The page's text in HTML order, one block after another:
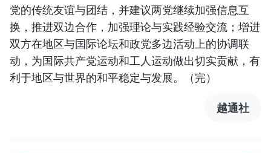
党的传统友谊与团结，并建议两党继续加强信息互
换，推进双边合作，加强理论与实践经验交流；增进
双方在地区与国际论坛和政党多边活动上的协调联
动，为国际共产党运动和工人运动做出切实贡献，有
利于地区与世界的和平稳定与发展。（完）
越通社